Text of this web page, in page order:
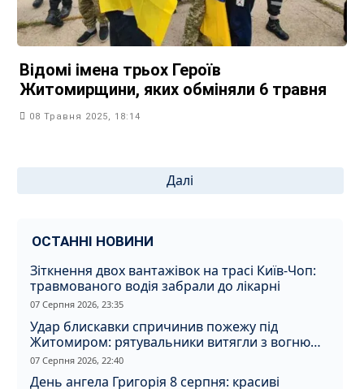
Відомі імена трьох Героїв
Житомирщини, яких обміняли 6 травня
08 Травня 2025, 18:14
Далі
ОСТАННІ НОВИНИ
Зіткнення двох вантажівок на трасі Київ-Чоп:
травмованого водія забрали до лікарні
07 Серпня 2026, 23:35
Удар блискавки спричинив пожежу під
Житомиром: рятувальники витягли з вогню
кота
07 Серпня 2026, 22:40
День ангела Григорія 8 серпня: красиві